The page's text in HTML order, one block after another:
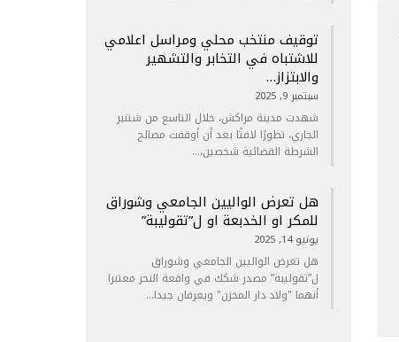
توقيف منتخب محلي ومراسل اعلامي
للاشتباه في التخابر والتشهير
والابتزاز…
سبتمبر 9, 2025
شهدت مدينة مراكش، خلال التاسع من شتنبر
الجاري، تطورًا لافتًا بعد أن أوقفت مصالح
الشرطة القضائية شخصين،…
هل تعرض الواليين الجامعي وشوراق
للمكر او الخدبعة او ل”تقوليبة”
يونيو 14, 2025
هل تعرض الواليين الجامعي وشوراق
ل”تقوليبة” مصدر شكك في واقعة النحر معتبرا
أنهما "ولاد دار المخزن" ويعرفان جيدا…